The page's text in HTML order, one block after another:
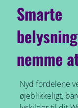
Smarte
nemme
Nyd fordelene
øjeblikkeligt,